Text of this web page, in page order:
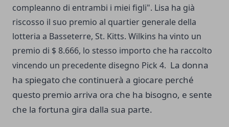
compleanno di entrambi i miei figli". Lisa ha già
riscosso il suo premio al quartier generale della
lotteria a Basseterre, St. Kitts. Wilkins ha vinto un
premio di $ 8.666, lo stesso importo che ha raccolto
vincendo un precedente disegno Pick 4. La donna
ha spiegato che continuerà a giocare perché
questo premio arriva ora che ha bisogno, e sente
che la fortuna gira dalla sua parte.